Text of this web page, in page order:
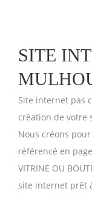
SITE
Site internet pas
création de votre
Nous créons
référencé en
VITRINE OU
site internet prêt